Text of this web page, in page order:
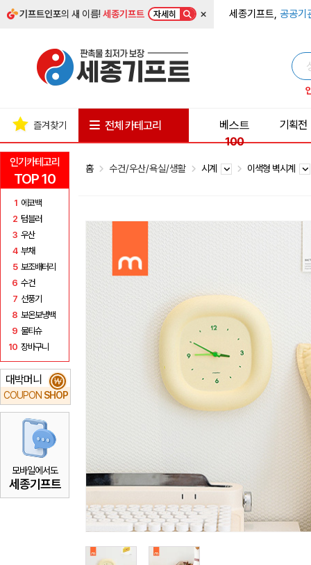
기프트인포의 새 이름!세종기프트 자세히 × 세종기프트, 공공기
인기카테고리
TOP 10
1 에코백
2 텀블러
3 우산
4 부채
5 보조배터리
6 수건
7 선풍기
8 보온보냉백
9 물티슈
10 장바구니
대박머니
COUPON SHOP
₩
모바일에서도
세종기프트
즐겨찾기 전체 카테고리
베스트
100
기획전
홈 수건/우산/욕실/생활 시계 이색형 벽시계